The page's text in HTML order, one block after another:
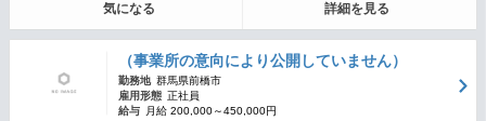
気になる 詳細を見る
（事業所の意向により公開していません）
勤務地 群馬県前橋市
雇用形態 正社員
給与
月給 200,000～450,000円